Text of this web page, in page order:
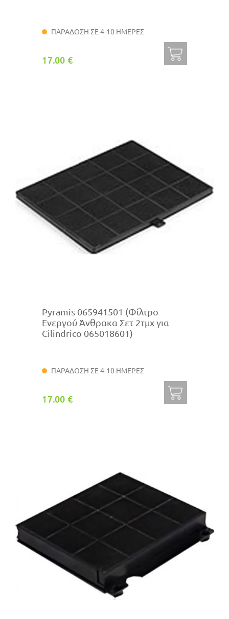
ΠΑΡΑΔΟΣΗ ΣΕ 4-10 ΗΜΕΡΕΣ
17.00 €
Pyramis 065941501 (Φίλτρο
Ενεργού Άνθρακα Σετ 2τμχ για
Cilindrico 065018601)
ΠΑΡΑΔΟΣΗ ΣΕ 4-10 ΗΜΕΡΕΣ
17.00 €